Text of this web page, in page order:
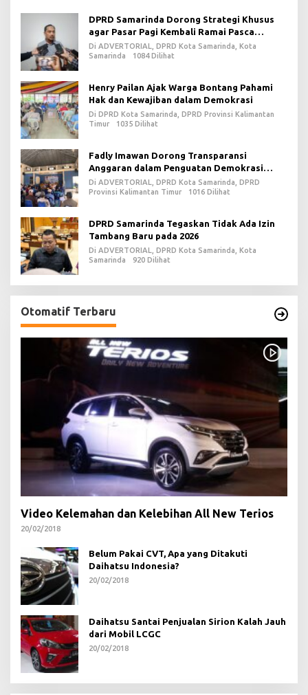
DPRD Samarinda Dorong Strategi Khusus
agar Pasar Pagi Kembali Ramai Pasca
Revitalisasi
Di ADVERTORIAL, DPRD Kota Samarinda, Kota
Samarinda
1084 Dilihat
Henry Pailan Ajak Warga Bontang Pahami
Hak dan Kewajiban dalam Demokrasi
Di DPRD Kota Samarinda, DPRD Provinsi Kalimantan
Timur
1035 Dilihat
Fadly Imawan Dorong Transparansi
Anggaran dalam Penguatan Demokrasi
Daerah di PPU
Di ADVERTORIAL, DPRD Kota Samarinda, DPRD
Provinsi Kalimantan Timur
1016 Dilihat
DPRD Samarinda Tegaskan Tidak Ada Izin
Tambang Baru pada 2026
Di ADVERTORIAL, DPRD Kota Samarinda, Kota
Samarinda
920 Dilihat
Otomatif Terbaru
Video Kelemahan dan Kelebihan All New Terios
20/02/2018
Belum Pakai CVT, Apa yang Ditakuti
Daihatsu Indonesia?
20/02/2018
Daihatsu Santai Penjualan Sirion Kalah Jauh
dari Mobil LCGC
20/02/2018